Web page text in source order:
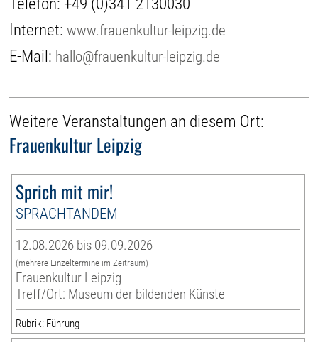
Internet:www.frauenkultur-leipzig.de
E-Mail: hallo@frauenkultur-leipzig.de
Weitere Veranstaltungen an diesem Ort:
Frauenkultur Leipzig
Sprich mit mir!
SPRACHTANDEM
12.08.2026 bis 09.09.2026
(mehrere Einzeltermine im Zeitraum)
Frauenkultur Leipzig
Treff/Ort: Museum der bildenden Künste
Rubrik: Führung